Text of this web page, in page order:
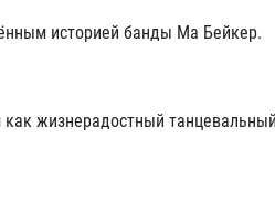
историей банды Ма Бейкер.
жизнерадостный